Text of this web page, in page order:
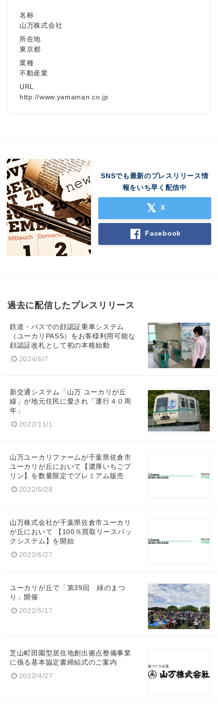
名称
山万株式会社
所在地
東京都
業種
不動産業
URL
http://www.yamaman.co.jp
SNSでも最新のプレスリリース情
報をいち早く配信中
X
Facebook
過去に配信したプレスリリース
鉄道・バスでの顔認証乗車システム
（ユーカリPASS）をお客様利用可能な
顔認証改札として初の本格始動
2024/6/7
新交通システム「山万 ユーカリが丘
線」が地元住民に愛され「運行４０周
年」
2022/11/1
山万ユーカリファームが千葉県佐倉市
ユーカリが丘において【濃厚いちごプ
リン】を数量限定でプレミアム販売
2022/6/28
山万株式会社が千葉県佐倉市ユーカリ
が丘において 【100％買取リースバッ
クシステム】を開始
2022/6/27
ユーカリが丘で「第39回 緑のまつ
り」開催
2022/5/17
芝山町田園型居住地創出拠点整備事業
に係る基本協定書締結式のご案内
2022/4/27